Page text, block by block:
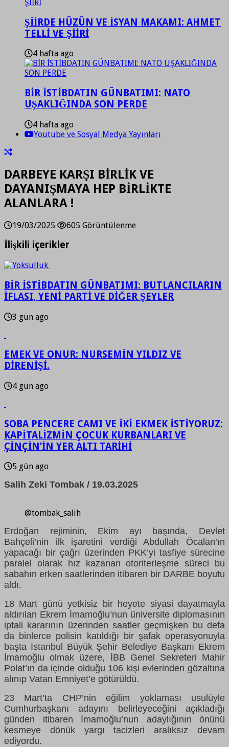
ŞİİRDE HÜZÜN VE İSYAN MAKAMI: AHMET
TELLİ VE ŞİİRİ
4 hafta ago
BİR İSTİBDATIN GÜNBATIMI: NATO
UŞAKLIĞINDA SON PERDE
4 hafta ago
Youtube ve Sosyal Medya Yayınları
DARBEYE KARŞI BİRLİK VE
DAYANIŞMAYA HEP BİRLİKTE
ALANLARA !
19/03/2025 605 Görüntülenme
İlişkili içerikler
BİR İSTİBDATIN GÜNBATIMI: BUTLANCILARIN
İFLASI, YENİ PARTİ VE DİĞER ŞEYLER
3 gün ago
EMEK VE ONUR: NURSEMİN YILDIZ VE
DİRENİŞİ.
4 gün ago
SOBA PENCERE CAMI VE İKİ EKMEK İSTİYORUZ:
KAPİTALİZMİN ÇOCUK KURBANLARI VE
ÇİNÇİN’İN YER ALTI TARİHİ
5 gün ago
Salih Zeki Tombak / 19.03.2025
@tombak_salih
Erdoğan rejiminin, Ekim ayı başında, Devlet
Bahçeli’nin ilk işaretini verdiği Abdullah Öcalan’ın
yapacağı bir çağrı üzerinden PKK’yi tasfiye sürecine
paralel olarak hız kazanan otoriterleşme süreci bu
sabahın erken saatlerinden itibaren bir DARBE boyutu
aldı.
18 Mart günü yetkisiz bir heyete siyasi dayatmayla
aldırılan Ekrem İmamoğlu’nun üniversite diplomasının
iptali kararının üzerinden saatler geçmişken bu defa
da binlerce polisin katıldığı bir şafak operasyonuyla
başta İstanbul Büyük Şehir Belediye Başkanı Ekrem
İmamoğlu olmak üzere, İBB Genel Sekreteri Mahir
Polat’ın da içinde olduğu 106 kişi evlerinden gözaltına
alınıp Vatan Emniyet’e götürüldü.
23 Mart’ta CHP’nin eğilim yoklaması usulüyle
Cumhurbaşkanı adayını belirleyeceğini açıkladığı
günden itibaren İmamoğlu’nun adaylığının önünü
kesmeye dönük yargı tacizleri aralıksız devam
ediyordu.